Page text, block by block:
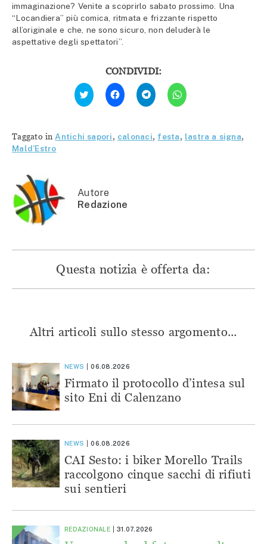
immaginazione? Venite a scoprirlo sabato prossimo. Una
“Locandiera” più comica, ritmata e frizzante rispetto
all’originale e che, ne sono sicuro, non deluderà le
aspettative degli spettatori”.
CONDIVIDI:
Fai
clic
qui
Twitter
(Si
Fai
clic
per
condividere
(Si
apre
Fai
clic
per
condividere
(Si
apre
Fai
clic
per
(Si
apre
Taggato in Antichi sapori, calonaci, festa, lastra a signa,
Mald'Estro
Autore
Redazione
Questa notizia è offerta da:
Altri articoli sullo stesso argomento...
NEWS 06.08.2026
Firmato il protocollo d’intesa sul
sito Eni di Calenzano
NEWS 06.08.2026
CAI Sesto: i biker Morello Trails
raccolgono cinque sacchi di rifiuti
sui sentieri
REDAZIONALE 31.07.2026